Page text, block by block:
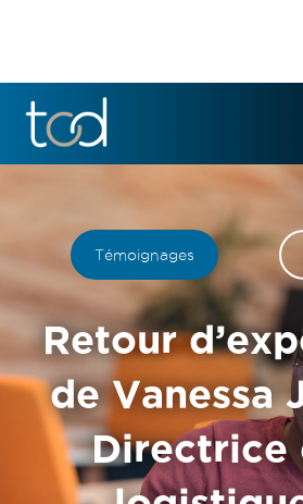
Témoignages
Retour
de Vanessa
Directrice